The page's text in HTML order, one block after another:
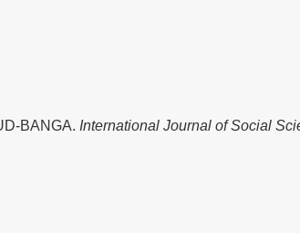
BANGA. International Journal of Social